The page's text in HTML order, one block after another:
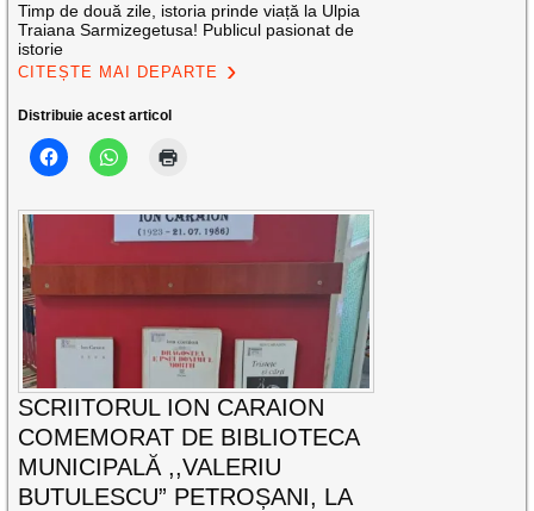
Timp de două zile, istoria prinde viață la Ulpia
Traiana Sarmizegetusa! Publicul pasionat de
istorie
CITEȘTE MAI DEPARTE
Distribuie acest articol
SCRIITORUL ION CARAION
COMEMORAT DE BIBLIOTECA
MUNICIPALĂ ,,VALERIU
BUTULESCU” PETROȘANI, LA